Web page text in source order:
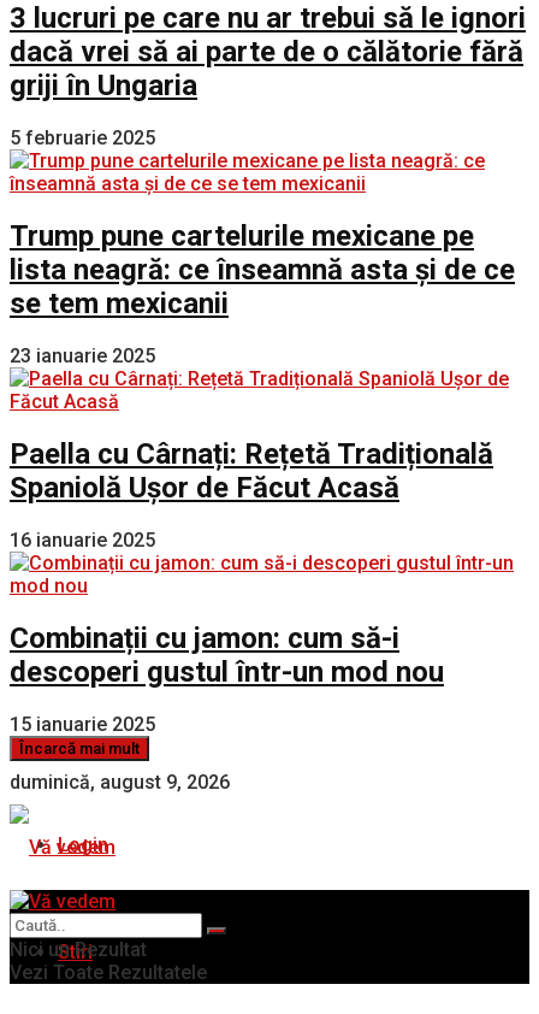
3 lucruri pe care nu ar trebui să le ignori
dacă vrei să ai parte de o călătorie fără
griji în Ungaria
5 februarie 2025
Trump pune cartelurile mexicane pe
lista neagră: ce înseamnă asta și de ce
se tem mexicanii
23 ianuarie 2025
Paella cu Cârnați: Rețetă Tradițională
Spaniolă Ușor de Făcut Acasă
16 ianuarie 2025
Combinații cu jamon: cum să-i
descoperi gustul într-un mod nou
15 ianuarie 2025
Încarcă mai mult
duminică, august 9, 2026
Login
Stiri
Nici un Rezultat
Vezi Toate Rezultatele